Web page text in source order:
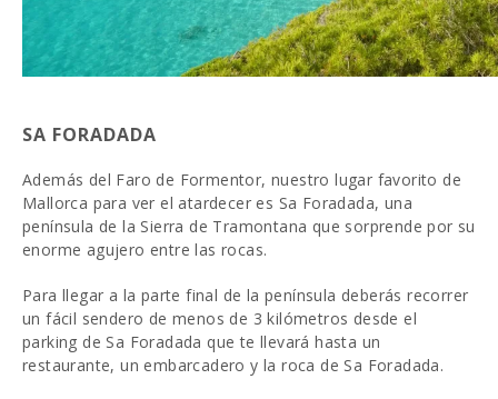
SA FORADADA
Además del Faro de Formentor, nuestro lugar favorito de
Mallorca para ver el atardecer es Sa Foradada, una
península de la Sierra de Tramontana que sorprende por su
enorme agujero entre las rocas.
Para llegar a la parte final de la península deberás recorrer
un fácil sendero de menos de 3 kilómetros desde el
parking de Sa Foradada que te llevará hasta un
restaurante, un embarcadero y la roca de Sa Foradada.